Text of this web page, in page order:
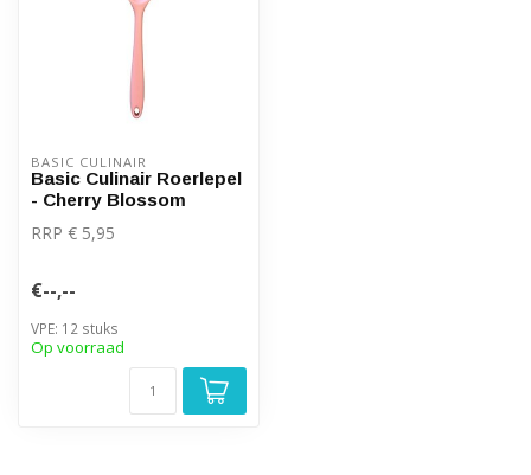
BASIC CULINAIR
Basic Culinair Roerlepel
- Cherry Blossom
RRP € 5,95
€--,--
VPE: 12 stuks
Op voorraad